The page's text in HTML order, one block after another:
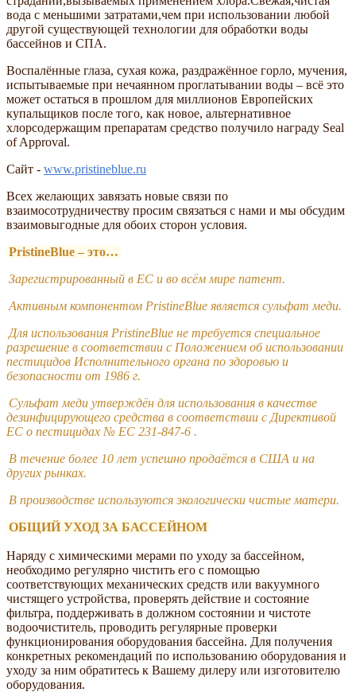
вода с меньшими затратами,чем при использовании любой
другой существующей технологии для обработки воды
бассейнов и СПА.
Воспалённые глаза, сухая кожа, раздражённое горло, мучения,
испытываемые при нечаянном проглатывании воды – всё это
может остаться в прошлом для миллионов Европейских
купальщиков после того, как новое, альтернативное
хлорсодержащим препаратам средство получило награду Seal
of Approval.
Сайт - www.pristineblue.ru
Всех желающих завязать новые связи по
взаимосотрудничеству просим связаться с нами и мы обсудим
взаимовыгодные для обоих сторон условия.
PristineBlue – это…
Зарегистрированный в ЕС и во всём мире патент.
Активным компонентом PristineBlue является сульфат меди.
Для использования PristineBlue не требуется специальное
разрешение в соответствии с Положением об использовании
пестицидов Исполнительного органа по здоровью и
безопасности от 1986 г.
Сульфат меди утверждён для использования в качестве
дезинфицирующего средства в соответствии с Директивой
ЕС о пестицидах № EC 231-847-6 .
В течение более 10 лет успешно продаётся в США и на
других рынках.
В производстве используются экологически чистые матери.
ОБЩИЙ УХОД ЗА БАССЕЙНОМ
Наряду с химическими мерами по уходу за бассейном,
необходимо регулярно чистить его с помощью
соответствующих механических средств или вакуумного
чистящего устройства, проверять действие и состояние
фильтра, поддерживать в должном состоянии и чистоте
водоочиститель, проводить регулярные проверки
функционирования оборудования бассейна. Для получения
конкретных рекомендаций по использованию оборудования и
уходу за ним обратитесь к Вашему дилеру или изготовителю
оборудования.